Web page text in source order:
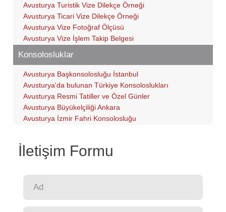
Avusturya Turistik Vize Dilekçe Örneği
Avusturya Ticari Vize Dilekçe Örneği
Avusturya Vize Fotoğraf Ölçüsü
Avusturya Vize İşlem Takip Belgesi
Konsolosluklar
Avusturya Başkonsolosluğu İstanbul
Avusturya'da bulunan Türkiye Konsoloslukları
Avusturya Resmi Tatiller ve Özel Günler
Avusturya Büyükelçiliği Ankara
Avusturya İzmir Fahri Konsolosluğu
İletişim Formu